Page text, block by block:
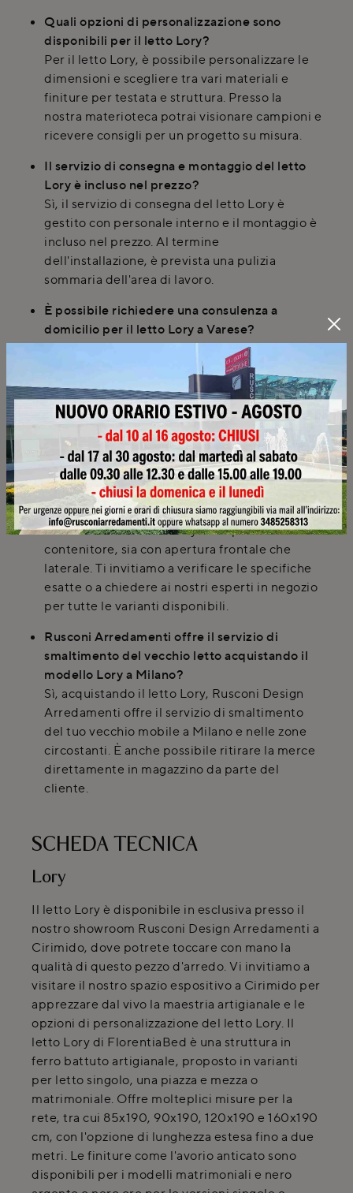
Quali opzioni di personalizzazione sono
disponibili per il letto Lory?
Per il letto Lory, è possibile personalizzare le
dimensioni e scegliere tra vari materiali e
finiture per testata e struttura. Presso la
nostra materioteca potrai visionare campioni e
ricevere consigli per un progetto su misura.
Il servizio di consegna e montaggio del letto
Lory è incluso nel prezzo?
Sì, il servizio di consegna del letto Lory è
gestito con personale interno e il montaggio è
incluso nel prezzo. Al termine
dell'installazione, è prevista una pulizia
sommaria dell'area di lavoro.
È possibile richiedere una consulenza a
domicilio per il letto Lory a Varese?
Certamente. Rusconi Design Arredamenti
offre consulenze a domicilio per la
progettazione del tuo letto Lory anche a
Varese e nei comuni limitrofi. Il servizio
include rilievi delle misure in loco per un
progetto accurato.
Il letto Lory è disponibile anche con
contenitore?
La collezione Florentiabed offre spesso
modelli di letti come Lory con opzioni di
contenitore, sia con apertura frontale che
laterale. Ti invitiamo a verificare le specifiche
esatte o a chiedere ai nostri esperti in negozio
per tutte le varianti disponibili.
Rusconi Arredamenti offre il servizio di
smaltimento del vecchio letto acquistando il
modello Lory a Milano?
Sì, acquistando il letto Lory, Rusconi Design
Arredamenti offre il servizio di smaltimento
del tuo vecchio mobile a Milano e nelle zone
circostanti. È anche possibile ritirare la merce
direttamente in magazzino da parte del
cliente.
SCHEDA TECNICA
Lory
Il letto Lory è disponibile in esclusiva presso il
nostro showroom Rusconi Design Arredamenti a
Cirimido, dove potrete toccare con mano la
qualità di questo pezzo d'arredo. Vi invitiamo a
visitare il nostro spazio espositivo a Cirimido per
apprezzare dal vivo la maestria artigianale e le
opzioni di personalizzazione del letto Lory. Il
letto Lory di FlorentiaBed è una struttura in
ferro battuto artigianale, proposto in varianti
per letto singolo, una piazza e mezza o
matrimoniale. Offre molteplici misure per la
rete, tra cui 85x190, 90x190, 120x190 e 160x190
cm, con l'opzione di lunghezza estesa fino a due
metri. Le finiture come l'avorio anticato sono
disponibili per i modelli matrimoniali e nero